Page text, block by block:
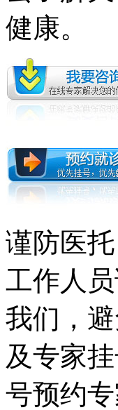
健康。
谨防医
工作人
我们，
及专家
号预约